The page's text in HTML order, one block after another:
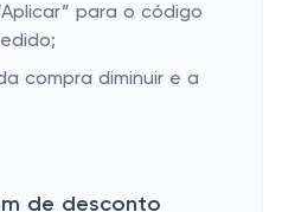
para o código
compra diminuir e a
de desconto